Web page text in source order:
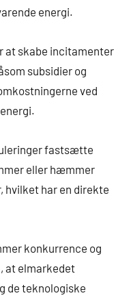
energi.
at skabe incitamenter
subsidier og
ved
fastsætte
eller hæmmer
hvilket har en direkte
konkurrence og
at elmarkedet
de teknologiske